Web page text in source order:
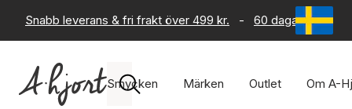
Snabb leverans & fri frakt över 499 kr. - 60 dagars
Smycken Märken Outlet Om A-